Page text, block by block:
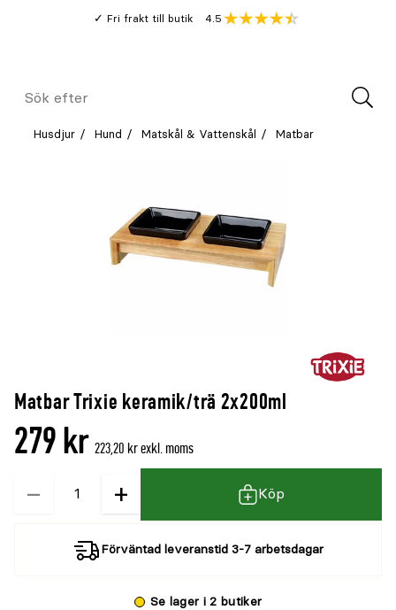
Fri frakt till butik
Genomsnitt
4.5
Meny
Sök
Husdjur Hund Matskål & Vattenskål Matbar
Matbar Trixie keramik/trä 2x200ml
279 kr 223,20 kr exkl. moms
−
Kvantitet + Köp
Förväntad leveranstid 3-7 arbetsdagar
Se lager i 2 butiker